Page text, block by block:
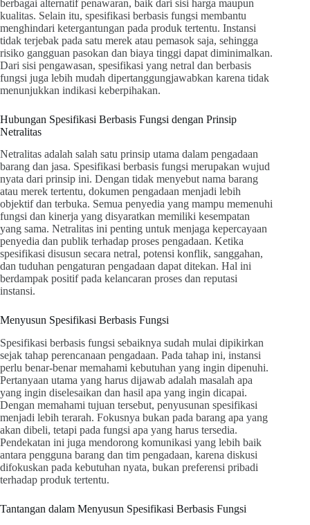
berbagai alternatif penawaran, baik dari sisi harga maupun
kualitas. Selain itu, spesifikasi berbasis fungsi membantu
menghindari ketergantungan pada produk tertentu. Instansi
tidak terjebak pada satu merek atau pemasok saja, sehingga
risiko gangguan pasokan dan biaya tinggi dapat diminimalkan.
Dari sisi pengawasan, spesifikasi yang netral dan berbasis
fungsi juga lebih mudah dipertanggungjawabkan karena tidak
menunjukkan indikasi keberpihakan.
Hubungan Spesifikasi Berbasis Fungsi dengan Prinsip
Netralitas
Netralitas adalah salah satu prinsip utama dalam pengadaan
barang dan jasa. Spesifikasi berbasis fungsi merupakan wujud
nyata dari prinsip ini. Dengan tidak menyebut nama barang
atau merek tertentu, dokumen pengadaan menjadi lebih
objektif dan terbuka. Semua penyedia yang mampu memenuhi
fungsi dan kinerja yang disyaratkan memiliki kesempatan
yang sama. Netralitas ini penting untuk menjaga kepercayaan
penyedia dan publik terhadap proses pengadaan. Ketika
spesifikasi disusun secara netral, potensi konflik, sanggahan,
dan tuduhan pengaturan pengadaan dapat ditekan. Hal ini
berdampak positif pada kelancaran proses dan reputasi
instansi.
Menyusun Spesifikasi Berbasis Fungsi
Spesifikasi berbasis fungsi sebaiknya sudah mulai dipikirkan
sejak tahap perencanaan pengadaan. Pada tahap ini, instansi
perlu benar-benar memahami kebutuhan yang ingin dipenuhi.
Pertanyaan utama yang harus dijawab adalah masalah apa
yang ingin diselesaikan dan hasil apa yang ingin dicapai.
Dengan memahami tujuan tersebut, penyusunan spesifikasi
menjadi lebih terarah. Fokusnya bukan pada barang apa yang
akan dibeli, tetapi pada fungsi apa yang harus tersedia.
Pendekatan ini juga mendorong komunikasi yang lebih baik
antara pengguna barang dan tim pengadaan, karena diskusi
difokuskan pada kebutuhan nyata, bukan preferensi pribadi
terhadap produk tertentu.
Tantangan dalam Menyusun Spesifikasi Berbasis Fungsi